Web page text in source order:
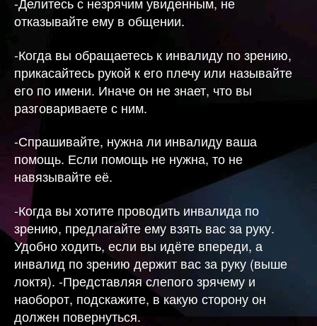
отказывайте ему в общении.
-Когда вы обращаетесь к инвалиду по зрению,
прикасайтесь рукой к его плечу или называйте
его по имени. Иначе он не знает, что вы
разговариваете с ним.
-Спрашивайте, нужна ли инвалиду ваша
помощь. Если помощь не нужна, то не
навязывайте её.
-Когда вы хотите проводить инвалида по
зрению, предлагайте ему взять вас за руку.
Удобно ходить, если вы идёте впереди, а
инвалид по зрению держит вас за руку (выше
локтя). -Представляя слепого зрячему и
наоборот, подскажите, в какую сторону он
должен повернуться.